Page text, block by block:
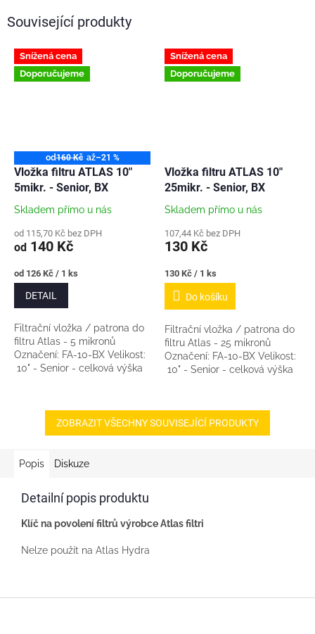
Související produkty
Snížená cena
Doporučujeme
od160 Kč až–21 %
Vložka filtru ATLAS 10"
5mikr. - Senior, BX
Skladem přímo u nás
od 115,70 Kč bez DPH
od 140 Kč
Měrná
cena:
od 126 Kč / 1 ks
DETAIL
Filtrační vložka / patrona do
filtru Atlas - 5 mikronů
Označení: FA-10-BX Velikost:
10" - Senior - celková výška
Snížená cena
Doporučujeme
Vložka filtru ATLAS 10"
25mikr. - Senior, BX
Skladem přímo u nás
107,44 Kč bez DPH
130 Kč
Měrná
cena:
130 Kč / 1 ks
Do košíku
Filtrační vložka / patrona do
filtru Atlas - 25 mikronů
Označení: FA-10-BX Velikost:
10" - Senior - celková výška
ZOBRAZIT VŠECHNY SOUVISEJÍCÍ PRODUKTY
Popis Diskuze
Detailní popis produktu
Klíč na povolení filtrů výrobce Atlas filtri
Nelze použít na Atlas Hydra